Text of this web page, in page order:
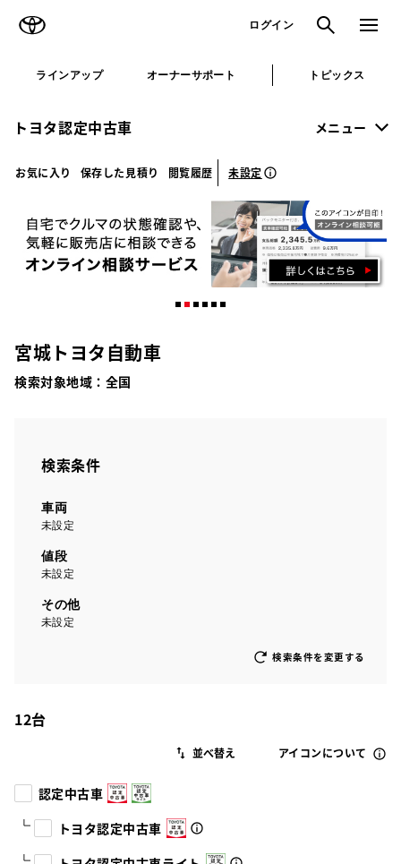
ログイン 検索 メニュ
ラインアップ オーナーサポート トピックス
トヨタ認定中古車 メニュー
お気に入り 保存した見積り 閲覧履歴 未設定
宮城トヨタ自動車
検索対象地域： 全国
検索条件
車両
未設定
値段
未設定
その他
未設定
検索条件を変更する
12台
アイコンについて
認定中古車
トヨタ認定中古車